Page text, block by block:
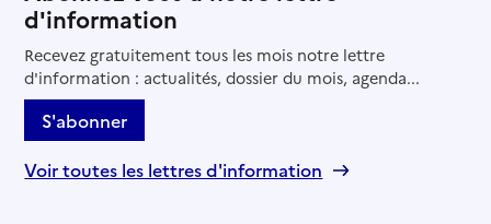
d'information
Recevez gratuitement tous les mois notre lettre
d'information : actualités, dossier du mois, agenda...
S'abonner
Voir toutes les lettres d'information